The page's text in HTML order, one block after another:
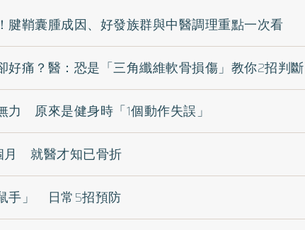
腱鞘囊腫成因、好發族群與中醫調理重點一次看
好痛？醫：恐是「三角纖維軟骨損傷」教你2招判斷
力 原來是健身時「1個動作失誤」
月 就醫才知已骨折
手」 日常5招預防